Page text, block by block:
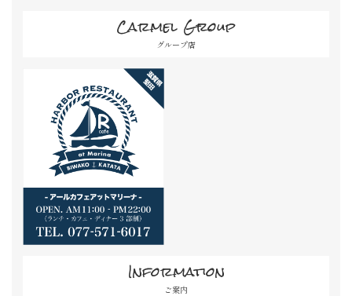
Carmel Group
グループ店
Information
ご案内